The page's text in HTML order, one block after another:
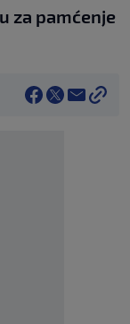
za pamćenje